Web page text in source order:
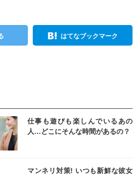
はてなブックマーク
仕事も遊びも楽しんでいるあの
人…どこにそんな時間があるの？
マンネリ対策! いつも新鮮な彼女